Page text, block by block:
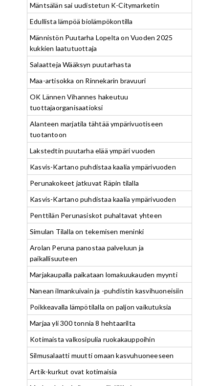
Mäntsälän sai uudistetun K-Citymarketin
Edullista lämpöä biolämpökontilla
Männistön Puutarha Lopelta on Vuoden 2025
kukkien laatutuottaja
Salaatteja Wääksyn puutarhasta
Maa-artisokka on Rinnekarin bravuuri
OK Lännen Vihannes hakeutuu
tuottajaorganisaatioksi
Alanteen marjatila tähtää ympärivuotiseen
tuotantoon
Lakstedtin puutarha elää ympäri vuoden
Kasvis-Kartano puhdistaa kaalia ympärivuoden
Perunakokeet jatkuvat Räpin tilalla
Kasvis-Kartano puhdistaa kaalia ympärivuoden
Penttilän Perunasiskot puhaltavat yhteen
Simulan Tilalla on tekemisen meninki
Arolan Peruna panostaa palveluun ja
paikallisuuteen
Marjakaupalla paikataan lomakuukauden myynti
Nanean ilmankuivain ja -puhdistin kasvihuoneisiin
Poikkeavalla lämpötilalla on paljon vaikutuksia
Marjaa yli 300 tonnia 8 hehtaarilta
Kotimaista valkosipulia ruokakauppoihin
Silmusalaatti muutti omaan kasvuhuoneeseen
Artik-kurkut ovat kotimaisia